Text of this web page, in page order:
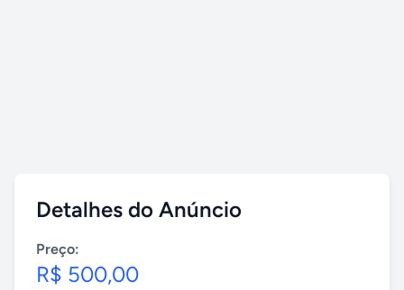
Detalhes do Anúncio
Preço:
R$ 500,00